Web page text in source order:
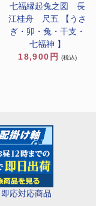
即応対応商品
七福縁起兔之図 長
江桂舟 尺五 【うさ
ぎ・卯・兔・干支・
七福神 】
18,900円 (税込)